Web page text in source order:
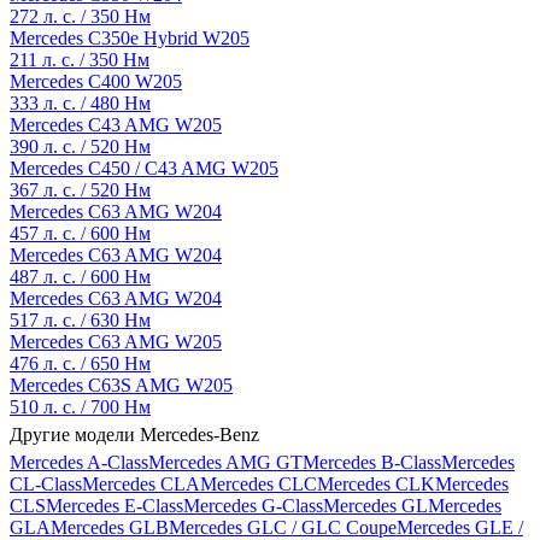
272 л. с. / 350 Нм
Mercedes C350e Hybrid W205
211 л. с. / 350 Нм
Mercedes C400 W205
333 л. с. / 480 Нм
Mercedes C43 AMG W205
390 л. с. / 520 Нм
Mercedes C450 / C43 AMG W205
367 л. с. / 520 Нм
Mercedes C63 AMG W204
457 л. с. / 600 Нм
Mercedes C63 AMG W204
487 л. с. / 600 Нм
Mercedes C63 AMG W204
517 л. с. / 630 Нм
Mercedes C63 AMG W205
476 л. с. / 650 Нм
Mercedes C63S AMG W205
510 л. с. / 700 Нм
Другие модели Mercedes-Benz
Mercedes A-ClassMercedes AMG GTMercedes B-ClassMercedes
CL-ClassMercedes CLAMercedes CLCMercedes CLKMercedes
CLSMercedes E-ClassMercedes G-ClassMercedes GLMercedes
GLAMercedes GLBMercedes GLC / GLC CoupeMercedes GLE /